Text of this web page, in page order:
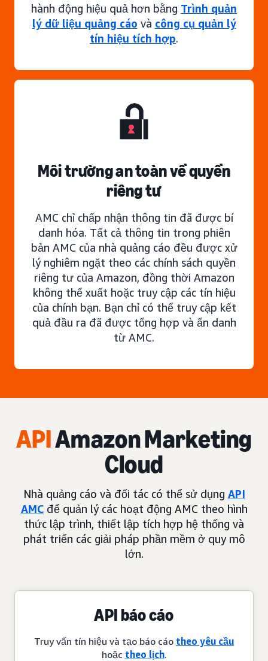
hành động hiệu quả hơn bằng Trình quản
lý dữ liệu quảng cáo và công cụ quản lý
tín hiệu tích hợp.
Môi trường an toàn về quyền
riêng tư
AMC chỉ chấp nhận thông tin đã được bí
danh hóa. Tất cả thông tin trong phiên
bản AMC của nhà quảng cáo đều được xử
lý nghiêm ngặt theo các chính sách quyền
riêng tư của Amazon, đồng thời Amazon
không thể xuất hoặc truy cập các tín hiệu
của chính bạn. Bạn chỉ có thể truy cập kết
quả đầu ra đã được tổng hợp và ẩn danh
từ AMC.
APIAmazon Marketing
Cloud
Nhà quảng cáo và đối tác có thể sử dụng API
AMCđể quản lý các hoạt động AMC theo hình
thức lập trình, thiết lập tích hợp hệ thống và
phát triển các giải pháp phần mềm ở quy mô
lớn.
API báo cáo
Truy vấn tín hiệu và tạo báo cáo theo yêu cầu
hoặc theo lịch.